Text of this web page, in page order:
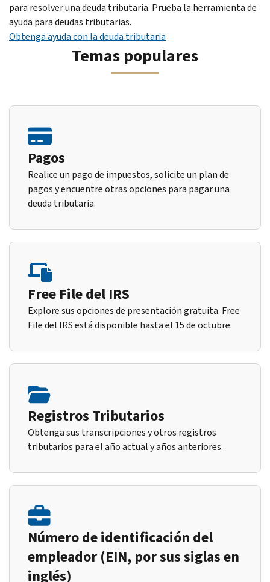
para resolver una deuda tributaria. Prueba la herramienta de
ayuda para deudas tributarias.
Obtenga ayuda con la deuda tributaria
Temas populares
Pagos
Realice un pago de impuestos, solicite un plan de
pagos y encuentre otras opciones para pagar una
deuda tributaria.
Free File del IRS
Explore sus opciones de presentación gratuita. Free
File del IRS está disponible hasta el 15 de octubre.
Registros Tributarios
Obtenga sus transcripciones y otros registros
tributarios para el año actual y años anteriores.
Número de identificación del
empleador (EIN, por sus siglas en
inglés)